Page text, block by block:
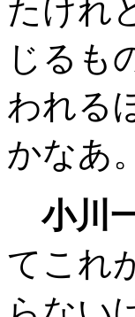
たけれ
じるも
われる
かなあ。
小川
てこれ